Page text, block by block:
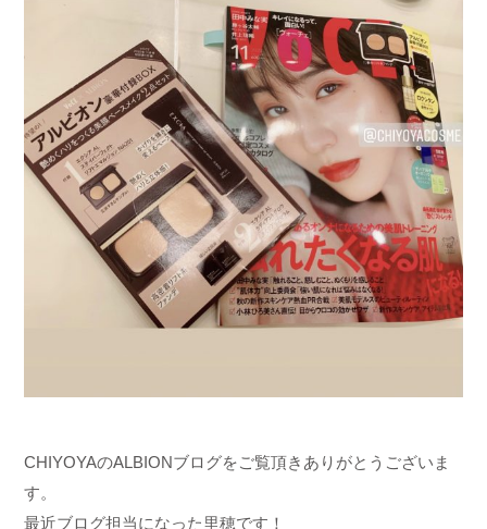
CHIYOYAのALBIONブログをご覧頂きありがとうございま
す。
最近ブログ担当になった里穂です！